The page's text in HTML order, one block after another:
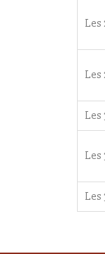
Les
Les
Les
Les
Les